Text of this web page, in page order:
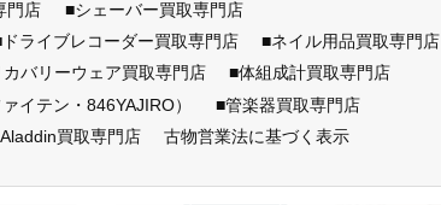
門店
■シェーバー買取専門店
ライブレコーダー買取専門店
■ネイル用品買取専門店
カバリーウェア買取専門店
■体組成計買取専門店
イテン・846YAJIRO）
■管楽器買取専門店
買取専門店 古物営業法に基づく表示